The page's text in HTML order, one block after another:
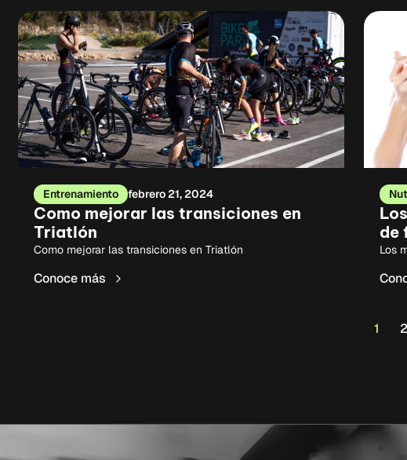
Entrenamiento febrero 21, 2024
Como mejorar las transiciones en
Triatlón
Como mejorar las transiciones en Triatlón
Conoce más
de
Los
1 2